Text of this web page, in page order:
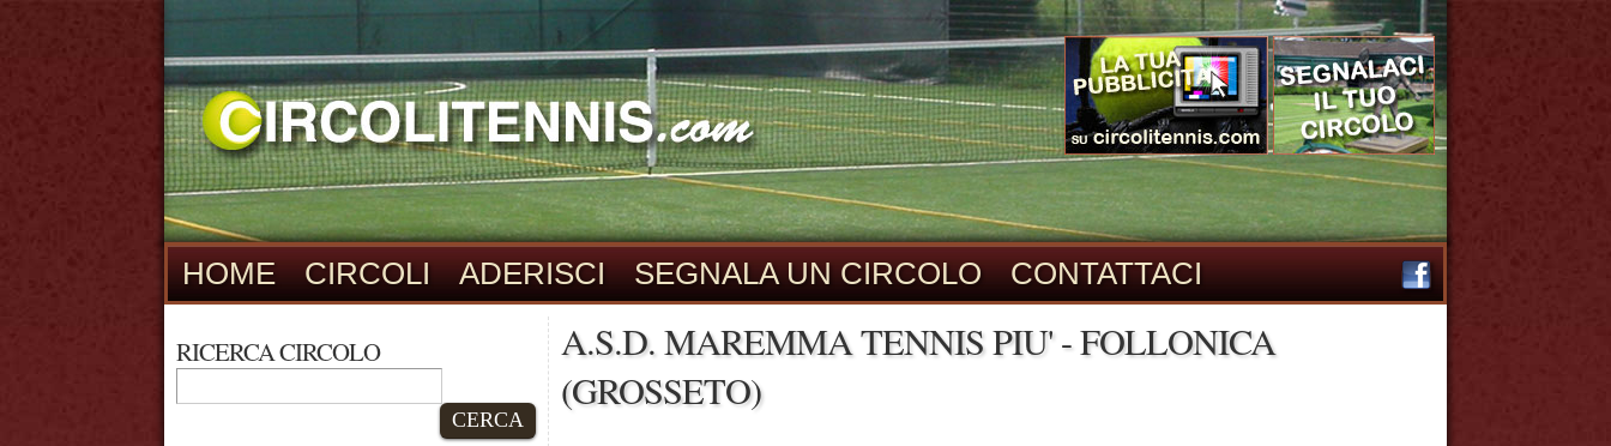
HOME CIRCOLI ADERISCI SEGNALA UN CIRCOLO CONTATTACI
RICERCA CIRCOLO
CERCA
A.S.D. MAREMMA TENNIS PIU' - FOLLONICA
(GROSSETO)